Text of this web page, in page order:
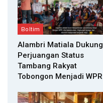
Boltim
Alambri Matiala Dukung
Perjuangan Status
Tambang Rakyat
Tobongon Menjadi WPR